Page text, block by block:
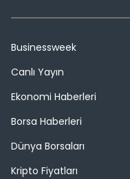
Businessweek
Canlı Yayın
Ekonomi Haberleri
Borsa Haberleri
Dünya Borsaları
Kripto Fiyatları